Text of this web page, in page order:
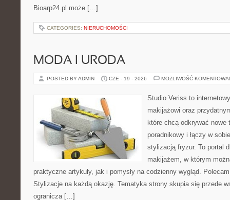
Bioarp24.pl może […]
CATEGORIES: NIERUCHOMOŚCI
MODA I URODA
POSTED BY ADMIN CZE - 19 - 2026 MOŻLIWOŚĆ
Studio Veriss to
makijażowi oraz
które chcą odkrywać nowe
poradnikowy i łączy w
stylizacją fryzur. To portal
makijażem, w którym
praktyczne artykuły, jak i pomysły na codzienny wygląd.
Stylizacje na każdą okazję. Tematyka strony skupia się przede
ogranicza […]